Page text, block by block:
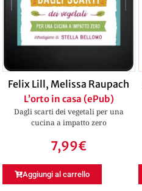
Felix Lill , Melissa Raupach
L’orto in casa (ePub)
Dagli scarti dei vegetali per una
cucina a impatto zero
7,99€
Aggiungi al carrello